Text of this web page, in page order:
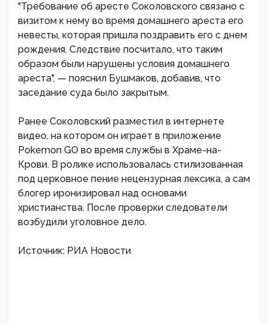
"Требование об аресте Соколовского связано с
визитом к нему во время домашнего ареста его
невесты, которая пришла поздравить его с днем
рождения. Следствие посчитало, что таким
образом были нарушены условия домашнего
ареста", — пояснил Бушмаков, добавив, что
заседание суда было закрытым.
Ранее Соколовский разместил в интернете
видео, на котором он играет в приложение
Pokemon GO во время службы в Храме-на-
Крови. В ролике использовалась стилизованная
под церковное пение нецензурная лексика, а сам
блогер иронизировал над основами
христианства. После проверки следователи
возбудили уголовное дело.
Источник: РИА Новости